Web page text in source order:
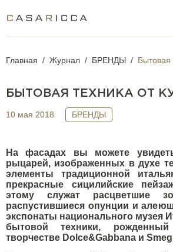
Главная Журнал БРЕНДЫ Бытовая
БЫТОВАЯ ТЕХНИКА ОТ
10 мая 2018 БРЕНДЫ
На фасадах вы можете
рыцарей, изображенных в духе
элементы традиционной
прекрасные сицилийские
этому служат расцветшие
распустившиеся опунции и
экспонаты национального музея
бытовой техники,
творчестве Dolce&Gabbana и